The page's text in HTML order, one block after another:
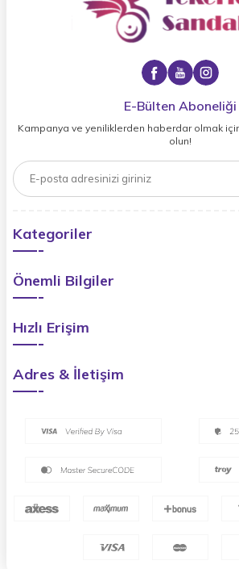
E-Bülten Aboneliği
Kampanya ve yeniliklerden haberdar olmak
olun!
Kategoriler
Önemli Bilgiler
Hızlı Erişim
Adres & İletişim